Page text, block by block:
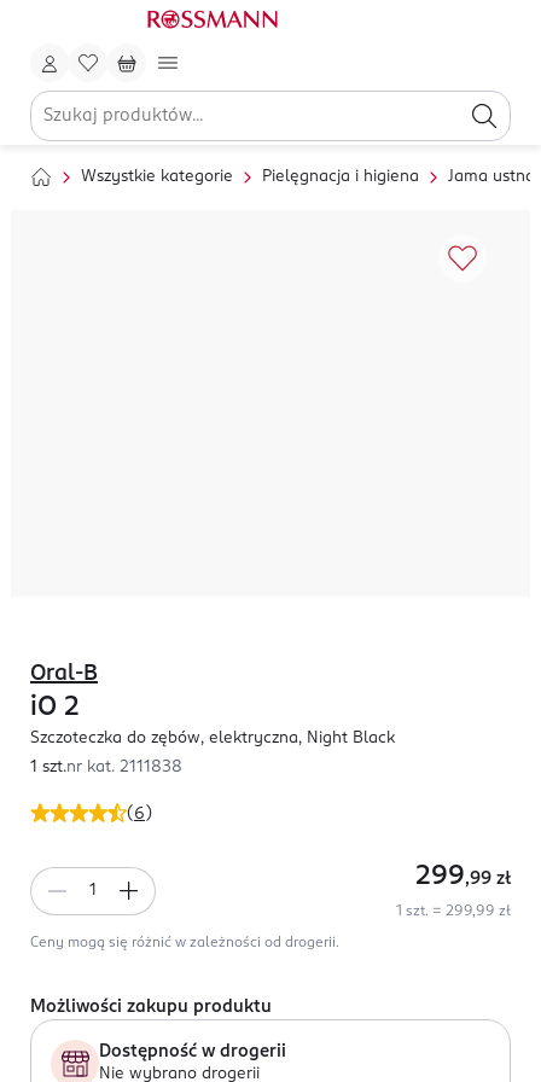
Wszystkie kategorie Pielęgnacja i higiena Jama ustna
( 6 )
Oral-B
iO 2
Szczoteczka do zębów, elektryczna, Night Black
1 szt.nr kat. 2111838
299,99 zł
1 szt. = 299,99 zł
Ceny mogą się różnić w zależności od drogerii.
Możliwości zakupu produktu
Dostępność w drogerii
Nie wybrano drogerii